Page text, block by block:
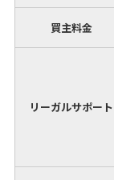
買主料金
リーガルサポート